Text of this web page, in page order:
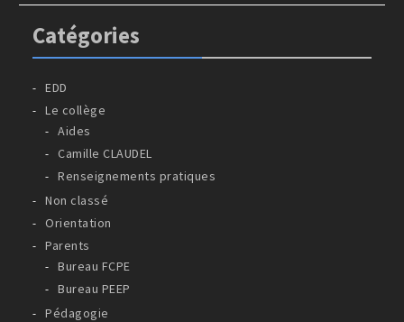
Catégories
EDD
Le collège
Aides
Camille CLAUDEL
Renseignements pratiques
Non classé
Orientation
Parents
Bureau FCPE
Bureau PEEP
Pédagogie